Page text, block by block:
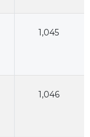
1,045
1,046